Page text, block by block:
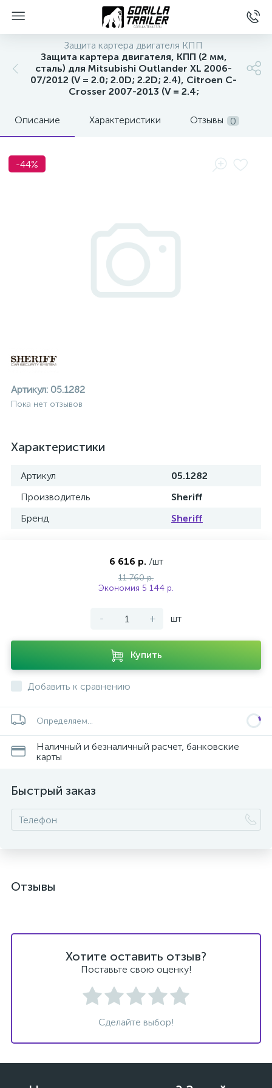
Защита картера двигателя КПП
Защита картера двигателя, КПП (2 мм,
сталь) для Mitsubishi Outlander XL 2006-
07/2012 (V = 2.0; 2.0D; 2.2D; 2.4), Citroen C-
Crosser 2007-2013 (V = 2.4;
Описание Характеристики Отзывы 0
-44%
Артикул: 05.1282
Пока нет отзывов
Характеристики
Артикул
05.1282
Производитель
Sheriff
Бренд
Sheriff
6 616 р. /шт
11 760 р.
Экономия 5 144 р.
- + шт
Купить
Добавить к сравнению
Определяем...
Наличный и безналичный расчет, банковские
карты
Быстрый заказ
Отзывы
Хотите оставить отзыв?
Поставьте свою оценку!
Сделайте выбор!